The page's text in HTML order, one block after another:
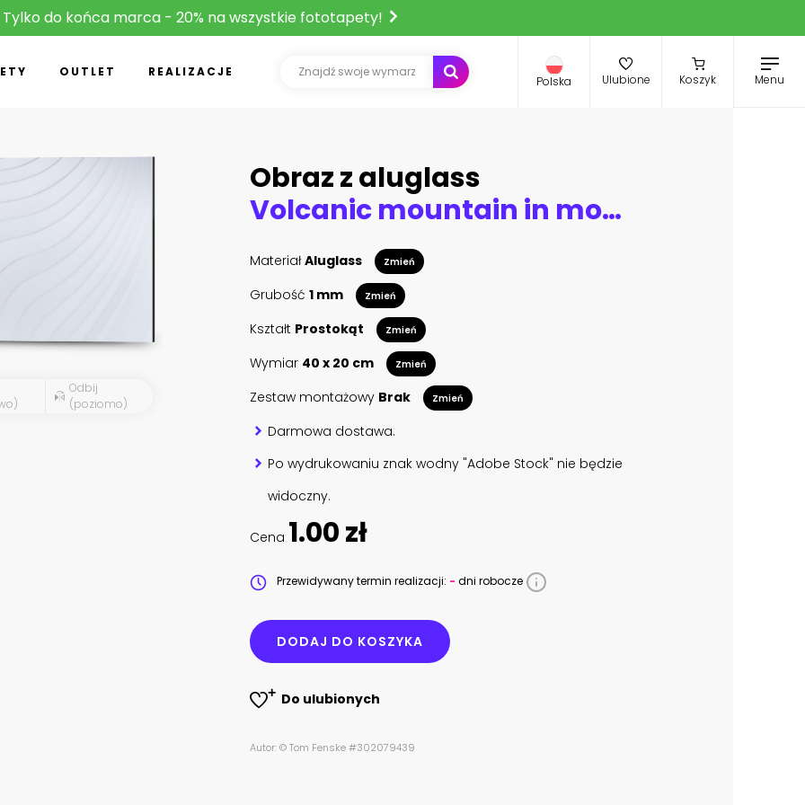
Tylko do końca marca - 20% na wszystkie fototapety!
OUTLET REALIZACJE
Polska Ulubione Koszyk Menu
Odbij
(poziomo)
Obraz z aluglass
Volcanic mountain in morning light reflected in calm waters of lake.
MateriałAluglass Zmień
Grubość 1 mm Zmień
Kształt Prostokąt Zmień
Wymiar 40 x 20 cm Zmień
Zestaw montażowy Brak Zmień
Darmowa dostawa.
Po wydrukowaniu znak wodny "Adobe Stock" nie będzie
widoczny.
Cena 1.00 zł
Przewidywany termin realizacji: - dni robocze
DODAJ DO KOSZYKA
Do ulubionych
Autor: © Tom Fenske #302079439